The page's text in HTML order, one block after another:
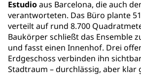
Estudioaus Barcelona, die auch
verantworteten. Das Büro plante
verteilt auf rund 8.700
Baukörper schließt das Ensemble
und fasst einen Innenhof. Drei
Erdgeschoss verbinden ihn
Stadtraum – durchlässig, aber klar